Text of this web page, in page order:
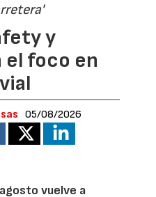
y
el foco en
05/08/2026
vuelve a